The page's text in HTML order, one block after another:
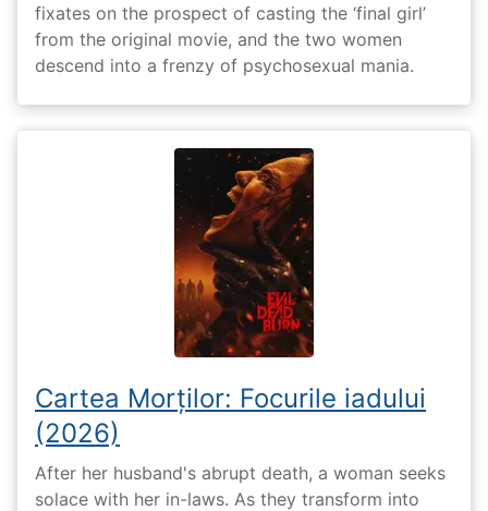
fixates on the prospect of casting the ‘final girl’
from the original movie, and the two women
descend into a frenzy of psychosexual mania.
Cartea Morților: Focurile iadului
(2026)
After her husband's abrupt death, a woman seeks
solace with her in-laws. As they transform into